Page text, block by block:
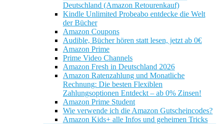
Deutschland (Amazon Retourenkauf)
Kindle Unlimited Probeabo entdecke die Welt
der Bücher
Amazon Coupons
Audible, Bücher hören statt lesen, jetzt ab 0€
Amazon Prime
Prime Video Channels
Amazon Fresh in Deutschland 2026
Amazon Ratenzahlung und Monatliche
Rechnung: Die besten Flexiblen
Zahlungsoptionen Entdeckt – ab 0% Zinsen!
Amazon Prime Student
Wie verwende ich die Amazon Gutscheincodes?
Amazon Kids+ alle Infos und geheimen Tricks